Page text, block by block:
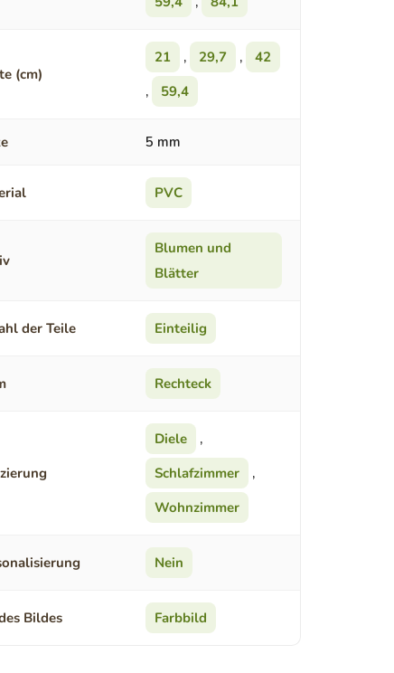
(cm)
21 , 29,7 ,
42
,
59,4
5 mm
PVC
Blumen und
Blätter
der Teile Einteilig
Rechteck
Diele
,
Schlafzimmer
,
Wohnzimmer
Nein
Bildes Farbbild